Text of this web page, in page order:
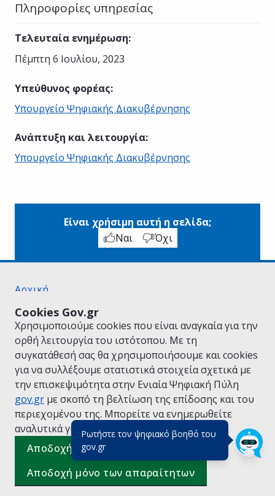
Ρωτήστε τον ψηφιακό βοηθό του
gov.gr(πάτησε για κλείσιμο)
Cookies Gov.gr
Χρησιμοποιούμε cookies που είναι αναγκαία για την
ορθή λειτουργία του ιστότοπου. Με τη
συγκατάθεσή σας θα χρησιμοποιήσουμε και cookies
για να συλλέξουμε στατιστικά στοιχεία σχετικά με
την επισκεψιμότητα στην Ενιαία Ψηφιακή Πύλη
gov.gr με σκοπό τη βελτίωση της επίδοσης και του
περιεχομένου της. Μπορείτε να ενημερωθείτε
αναλυτικά για την Πολιτική Cookies.
Αποδοχή όλων
Αποδοχή μόνο των απαραίτητων
Πληροφορίες υπηρεσίας
Τελευταία ενημέρωση:
Πέμπτη 6 Ιουλίου, 2023
Υπεύθυνος φορέας:
Υπουργείο Ψηφιακής Διακυβέρνησης
Ανάπτυξη και λειτουργία:
Υπουργείο Ψηφιακής Διακυβέρνησης
Είναι χρήσιμη αυτή η σελίδα;
Ναι
Όχι
Αρχική
Όροι Χρήσης
Πολιτική Απορρήτου
Δήλωση προσβασιμότητας
Πολιτική cookies
Προτάσεις για το gov.gr
Υλοποίηση από το Υπουργείο Ψηφιακής
Διακυβέρνησης
Ελληνικά |Αγγλικά